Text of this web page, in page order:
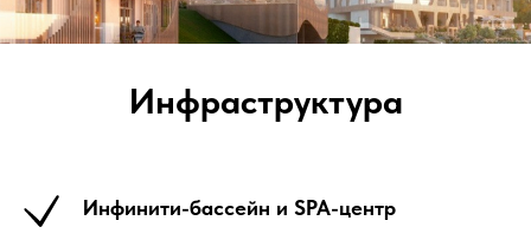
Инфраструктура
Инфинити-бассейн и SPA-центр